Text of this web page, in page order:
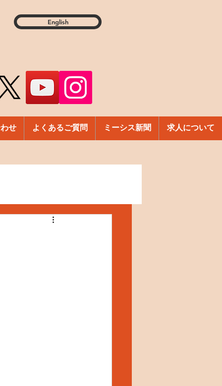
English
せ よくあるご質問 ミーシス新聞 求人について